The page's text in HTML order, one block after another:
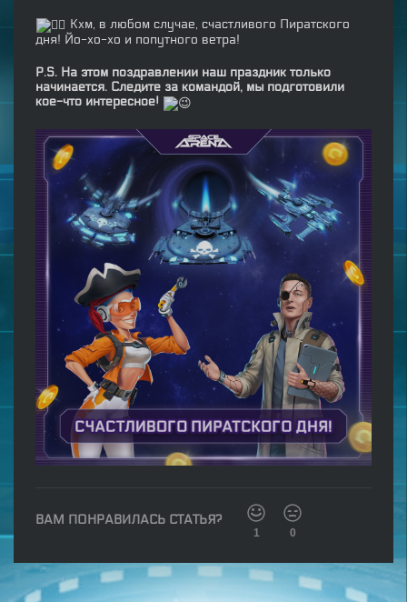
Кхм, в любом случае, счастливого Пиратского
дня! Йо-хо-хо и попутного ветра!
P.S. На этом поздравлении наш праздник только
начинается. Следите за командой, мы подготовили
кое-что интересное!
ВАМ ПОНРАВИЛАСЬ СТАТЬЯ?
1 0